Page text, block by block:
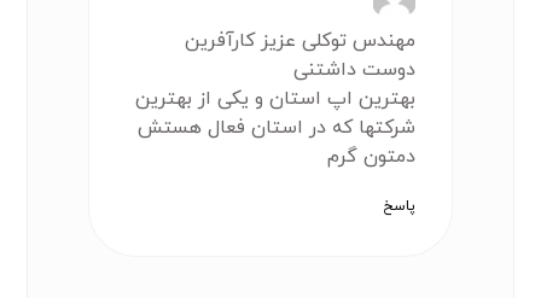
مهندس توکلی عزیز کارآفرین
دوست داشتنی
بهترین اپ استان و یکی از بهترین
شرکتها که در استان فعال هستش
دمتون گرم
پاسخ